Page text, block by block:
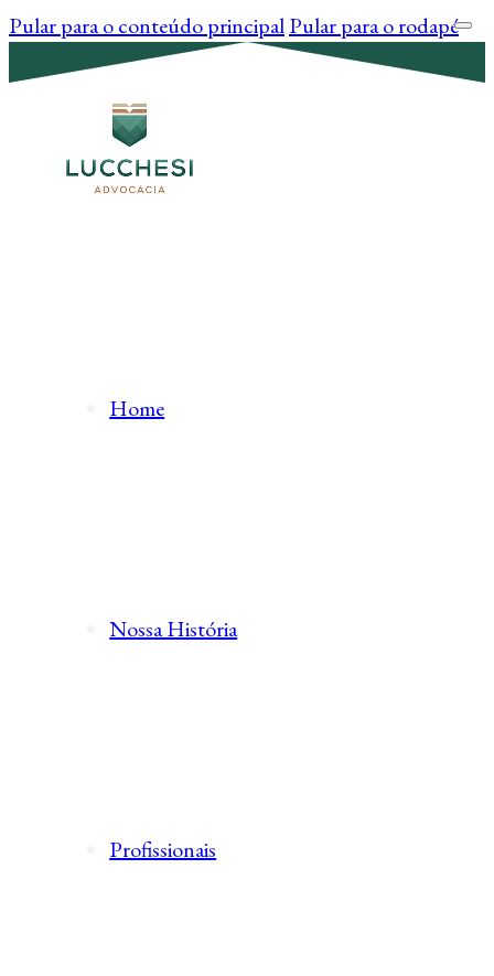
Pular para o conteúdo principalPular para o rodapé
Home
Nossa História
Profissionais